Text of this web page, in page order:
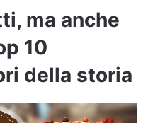
ma anche
10
della storia